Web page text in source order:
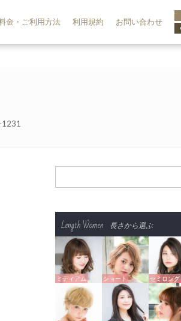
金・ご利用方法 利用規約 お問い合わせ
Length Women 長さから選ぶ
ミディアム ショート セミロング